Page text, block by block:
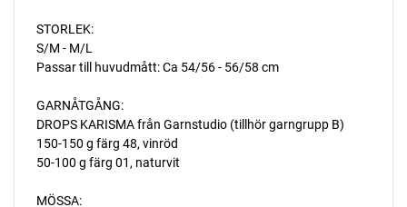
STORLEK:
S/M - M/L
Passar till huvudmått: Ca 54/56 - 56/58 cm
GARNÅTGÅNG:
DROPS KARISMA från Garnstudio (tillhör garngrupp B)
150-150 g färg 48, vinröd
50-100 g färg 01, naturvit
MÖSSA: